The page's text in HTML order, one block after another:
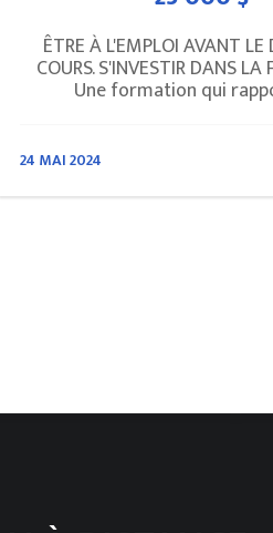
ÊTRE À L'EMPLOI AVANT LE
COURS. S'INVESTIR DANS
Une formation qui
24 MAI 2024